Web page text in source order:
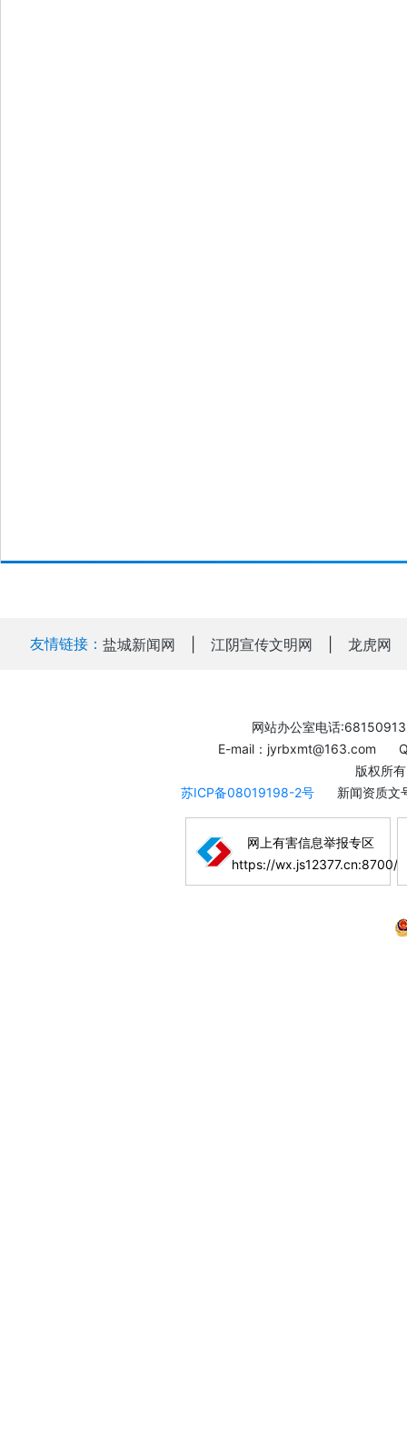
友情链接： 盐城新闻网 江阴宣传文明网 龙虎网
网站办公室电话:68150913
E-mail：jyrbxmt@163.com
版权所
苏ICP备08019198-2号
新闻资质
网上有害信息举报专区
https://wx.js12377.cn:8700/